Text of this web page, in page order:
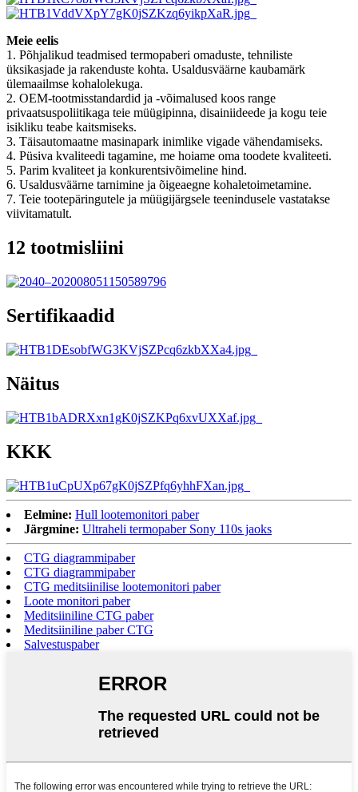
Meie eelis
1. Põhjalikud teadmised termopaberi omaduste, tehniliste
üksikasjade ja rakenduste kohta. Usaldusväärne kaubamärk
ülemaailmse kohalolekuga.
2. OEM-tootmisstandardid ja -võimalused koos range
privaatsuspoliitikaga teie müügipinna, disainiideede ja kogu teie
isikliku teabe kaitsmiseks.
3. Täisautomaatne masinapark inimlike vigade vähendamiseks.
4. Püsiva kvaliteedi tagamine, me hoiame oma toodete kvaliteeti.
5. Parim kvaliteet ja konkurentsivõimeline hind.
6. Usaldusväärne tarnimine ja õigeaegne kohaletoimetamine.
7. Teie tootepäringutele ja müügijärgsele teenindusele vastatakse
viivitamatult.
12 tootmisliini
Sertifikaadid
Näitus
KKK
Eelmine: Hull lootemonitori paber
Järgmine: Ultraheli termopaber Sony 110s jaoks
CTG diagrammipaber
CTG diagrammipaber
CTG meditsiinilise lootemonitori paber
Loote monitori paber
Meditsiiniline CTG paber
Meditsiiniline paber CTG
Salvestuspaber